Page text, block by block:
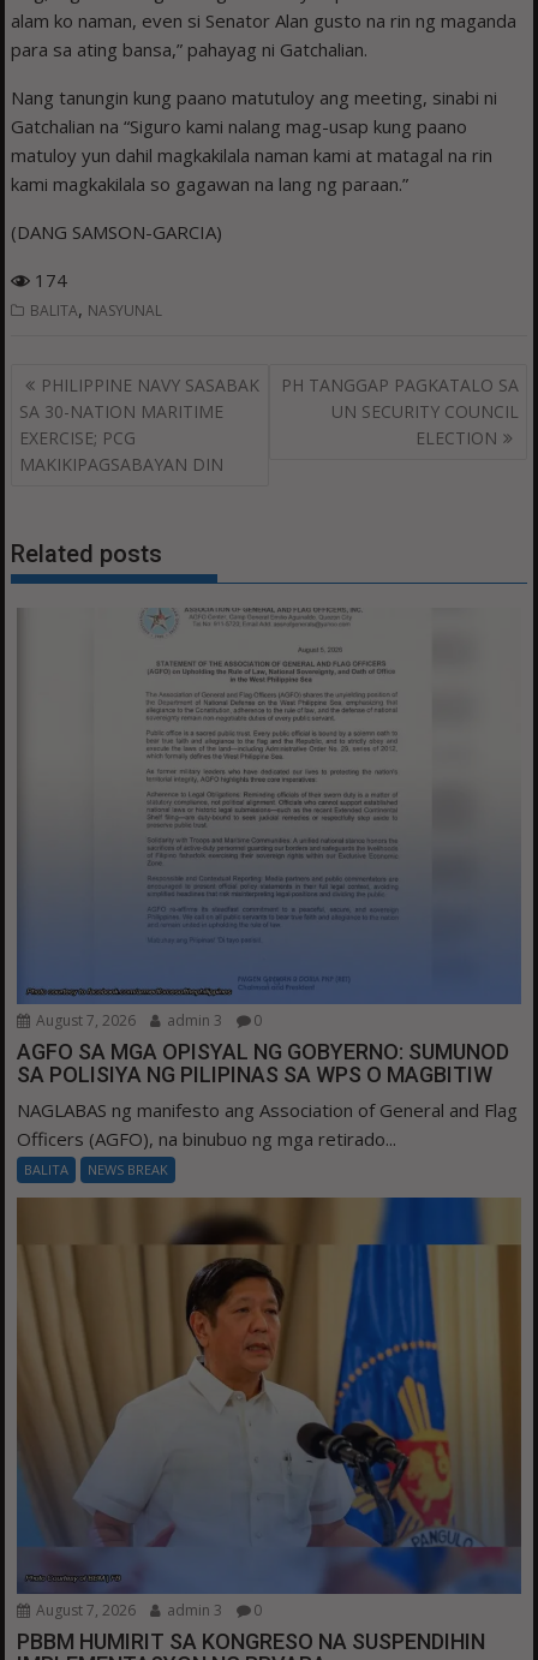
alam ko naman, even si Senator Alan gusto na rin ng maganda
para sa ating bansa,” pahayag ni Gatchalian.
Nang tanungin kung paano matutuloy ang meeting, sinabi ni
Gatchalian na “Siguro kami nalang mag-usap kung paano
matuloy yun dahil magkakilala naman kami at matagal na rin
kami magkakilala so gagawan na lang ng paraan.”
(DANG SAMSON-GARCIA)
174
BALITA, NASYUNAL
Post
navigation
PHILIPPINE NAVY SASABAK
SA 30-NATION MARITIME
EXERCISE; PCG
MAKIKIPAGSABAYAN DIN
PH TANGGAP PAGKATALO SA
UN SECURITY COUNCIL
ELECTION
Related posts
August 7, 2026 admin 3 0
AGFO SA MGA OPISYAL NG GOBYERNO: SUMUNOD
SA POLISIYA NG PILIPINAS SA WPS O MAGBITIW
NAGLABAS ng manifesto ang Association of General and Flag
Officers (AGFO), na binubuo ng mga retirado...
BALITA NEWS BREAK
August 7, 2026 admin 3 0
PBBM HUMIRIT SA KONGRESO NA SUSPENDIHIN